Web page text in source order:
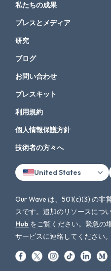
私たちの成果
プレスとメディア
研究
ブログ
お問い合わせ
プレスキット
利用規約
個人情報保護方針
技術者の方々へ
United States
Our Wave は、501(c)(3) の非
スです。追加のリソースについ
Hub をご覧ください。緊急の
サービスに連絡してください。